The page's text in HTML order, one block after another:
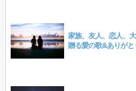
家族、友人、恋人、
贈る愛の歌&ありが